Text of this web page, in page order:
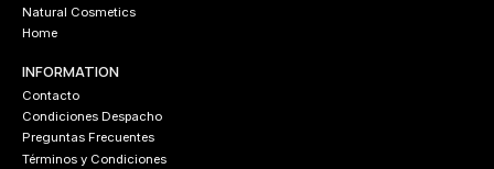
Natural Cosmetics
Home
INFORMATION
Contacto
Condiciones Despacho
Preguntas Frecuentes
Términos y Condiciones